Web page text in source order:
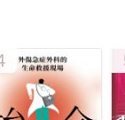
來騙過安其洛，
公爵回城時，當